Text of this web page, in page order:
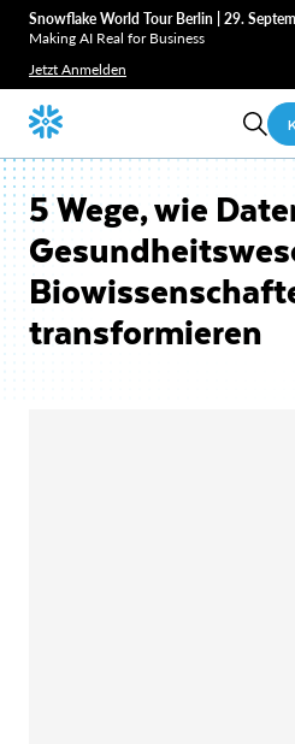
Snowflake World Tour Berlin | 29.
Making AI Real for Business
Jetzt Anmelden
5 Wege, wie
transformieren